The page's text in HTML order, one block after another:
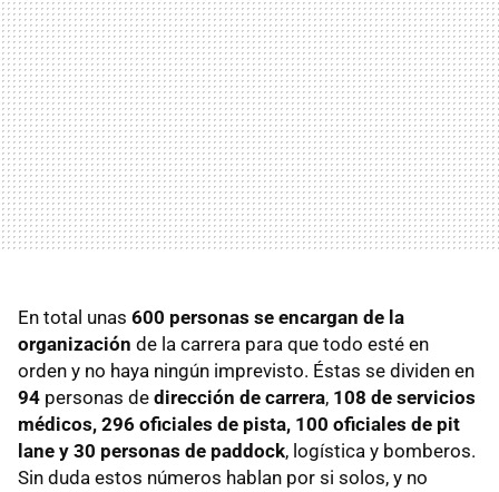
En total unas 600 personas se encargan de la
organización de la carrera para que todo esté en
orden y no haya ningún imprevisto. Éstas se dividen en
94 personas de dirección de carrera, 108 de servicios
médicos, 296 oficiales de pista, 100 oficiales de pit
lane y 30 personas de paddock, logística y bomberos.
Sin duda estos números hablan por si solos, y no